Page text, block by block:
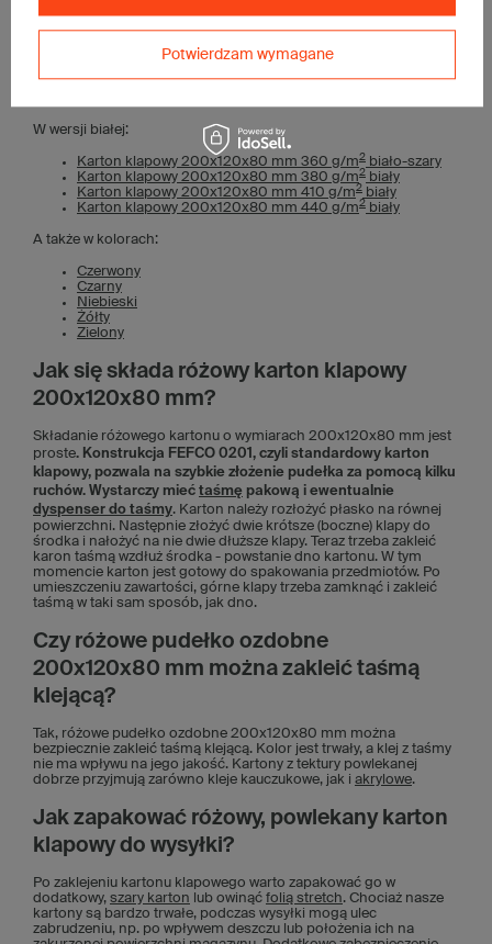
300x150x100 mm
Karton klapowy 200x120x80 mm 320 g/m2szary
W wersji białej:
Karton klapowy 200x120x80 mm 360 g/m2 biało-szary
Karton klapowy 200x120x80 mm 380 g/m2 biały
Karton klapowy 200x120x80 mm 410 g/m2 biały
Karton klapowy 200x120x80 mm 440 g/m2 biały
A także w kolorach:
Czerwony
Czarny
Niebieski
Żółty
Zielony
Jak się składa różowy karton klapowy
200x120x80 mm?
Składanie różowego kartonu o wymiarach 200x120x80 mm jest
proste. Konstrukcja FEFCO 0201, czyli standardowy karton
klapowy, pozwala na szybkie złożenie pudełka za pomocą kilku
ruchów. Wystarczy mieć taśmę pakową i ewentualnie
dyspenser do taśmy. Karton należy rozłożyć płasko na równej
powierzchni. Następnie złożyć dwie krótsze (boczne) klapy do
środka i nałożyć na nie dwie dłuższe klapy. Teraz trzeba zakleić
karon taśmą wzdłuż środka - powstanie dno kartonu. W tym
momencie karton jest gotowy do spakowania przedmiotów. Po
umieszczeniu zawartości, górne klapy trzeba zamknąć i zakleić
taśmą w taki sam sposób, jak dno.
Czy różowe pudełko ozdobne
200x120x80 mm można zakleić taśmą
klejącą?
Tak, różowe pudełko ozdobne 200x120x80 mm można
bezpiecznie zakleić taśmą klejącą. Kolor jest trwały, a klej z taśmy
nie ma wpływu na jego jakość. Kartony z tektury powlekanej
dobrze przyjmują zarówno kleje kauczukowe, jak i akrylowe.
Jak zapakować różowy, powlekany karton
klapowy do wysyłki?
Po zaklejeniu kartonu klapowego warto zapakować go w
dodatkowy, szary karton lub owinąć folią stretch. Chociaż nasze
kartony są bardzo trwałe, podczas wysyłki mogą ulec
zabrudzeniu, np. po wpływem deszczu lub położenia ich na
Potwierdzam wymagane